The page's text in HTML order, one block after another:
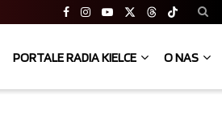
PORTALE RADIA KIELCE O NAS